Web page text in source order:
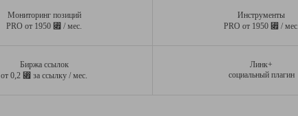
Мониторинг позиций
PRO от 1950 ⃏ / мес.
Инструменты
PRO от 1950 ⃏ / мес.
Биржа ссылок
от 0,2 ⃏ за ссылку / мес.
Линк+
социальный плагин